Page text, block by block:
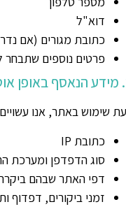
דוא"ל
כתובת מגורים (אם
פרטים נוספים שתבחר
מידע הנאסף באופן
שימוש באתר, אנו
כתובת IP
סוג הדפדפן ומערכת
דפי האתר שבהם
זמני ביקורים, דפדוף